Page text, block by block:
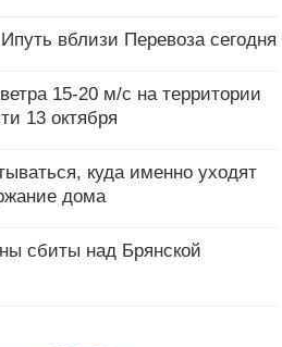
вблизи Перевоза сегодня
15-20 м/с на территории
13 октября
куда именно уходят
дома
сбиты над Брянской